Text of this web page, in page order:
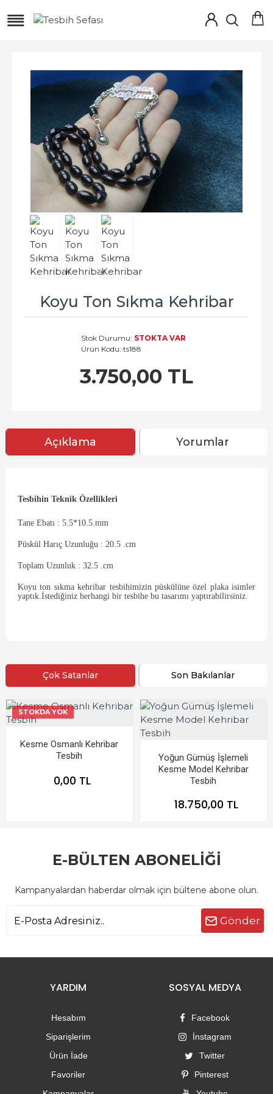
Koyu Ton Sıkma Kehribar
3.750,00 TL
Stok Durumu: STOKTA VAR
Ürün Kodu: ts188
Açıklama Yorumlar
Tesbihin Teknik Özellikleri
Tane Ebatı : 5.5*10.5.mm
Püskül Harıç Uzunluğu : 20.5 .cm
Toplam Uzunluk : 32.5 .cm
Koyu ton sıkma kehribar tesbihimizin püskülüne özel plaka isimler
yaptık.İstediğiniz herhangi bir tesbihe bu tasarımı yaptırabilirsiniz.
Çok Satanlar Son Bakılanlar
STOKDA YOK
Kesme Osmanlı Kehribar
Tesbih
0,00 TL
Yoğun Gümüş İşlemeli
Kesme Model Kehribar
Tesbih
18.750,00 TL
E-BÜLTEN ABONELİĞİ
Kampanyalardan haberdar olmak için bültene abone olun.
Gönder
YARDIM
Hesabım
Siparişlerim
Ürün İade
Favoriler
SOSYAL MEDYA
Facebook
İnstagram
Twitter
Pinterest